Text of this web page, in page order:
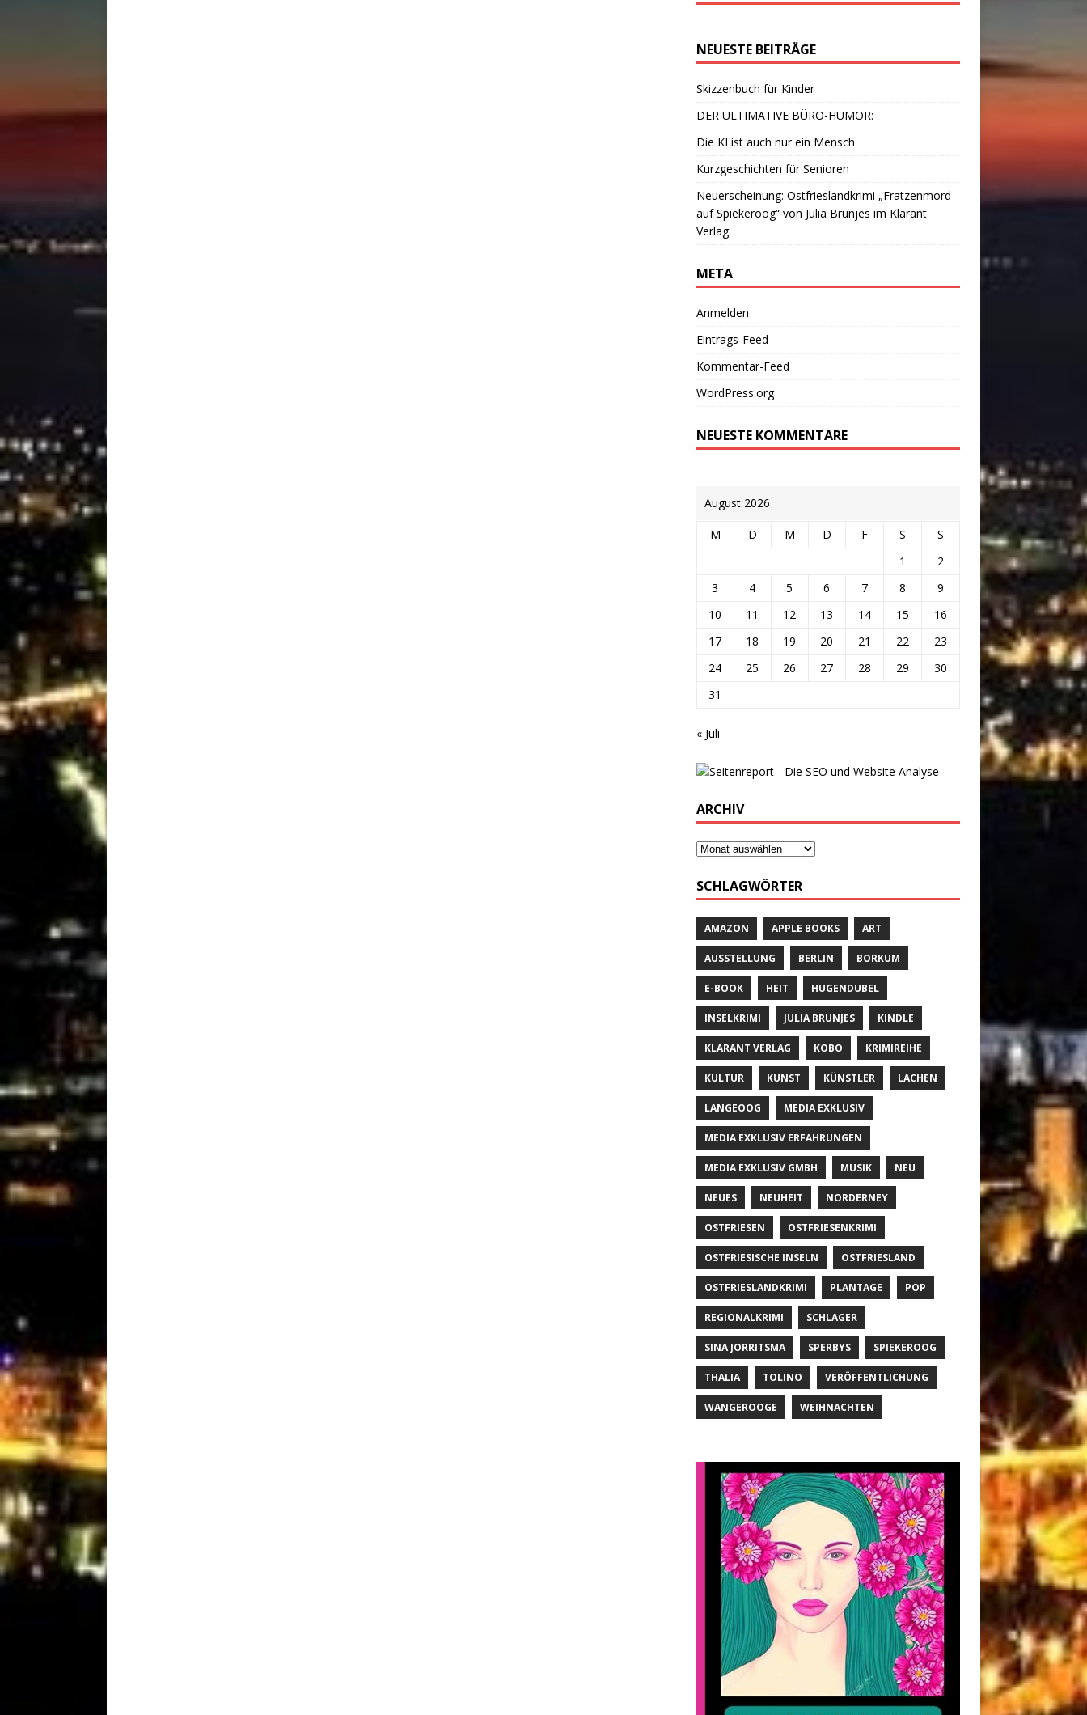
NEUESTE BEITRÄGE
Skizzenbuch für Kinder
DER ULTIMATIVE BÜRO-HUMOR:
Die KI ist auch nur ein Mensch
Kurzgeschichten für Senioren
Neuerscheinung: Ostfrieslandkrimi „Fratzenmord
auf Spiekeroog“ von Julia Brunjes im Klarant
Verlag
META
Anmelden
Eintrags-Feed
Kommentar-Feed
WordPress.org
NEUESTE KOMMENTARE
August 2026
M D M D F S
S
1
2
3
4 5 6 7 8
9
10
11 12 13 14 15
16
17
18 19 20 21 22
23
24
25 26 27 28 29
30
31
« Juli
ARCHIV
SCHLAGWÖRTER
AMAZON APPLE BOOKS ART
AUSSTELLUNG BERLIN BORKUM
E-BOOK HEIT HUGENDUBEL
INSELKRIMI JULIA BRUNJES KINDLE
KLARANT VERLAG KOBO KRIMIREIHE
KULTUR KUNST KÜNSTLER LACHEN
LANGEOOG MEDIA EXKLUSIV
MEDIA EXKLUSIV ERFAHRUNGEN
MEDIA EXKLUSIV GMBH MUSIK NEU
NEUES NEUHEIT NORDERNEY
OSTFRIESEN OSTFRIESENKRIMI
OSTFRIESISCHE INSELN OSTFRIESLAND
OSTFRIESLANDKRIMI PLANTAGE POP
REGIONALKRIMI SCHLAGER
SINA JORRITSMA SPERBYS SPIEKEROOG
THALIA TOLINO VERÖFFENTLICHUNG
WANGEROOGE WEIHNACHTEN